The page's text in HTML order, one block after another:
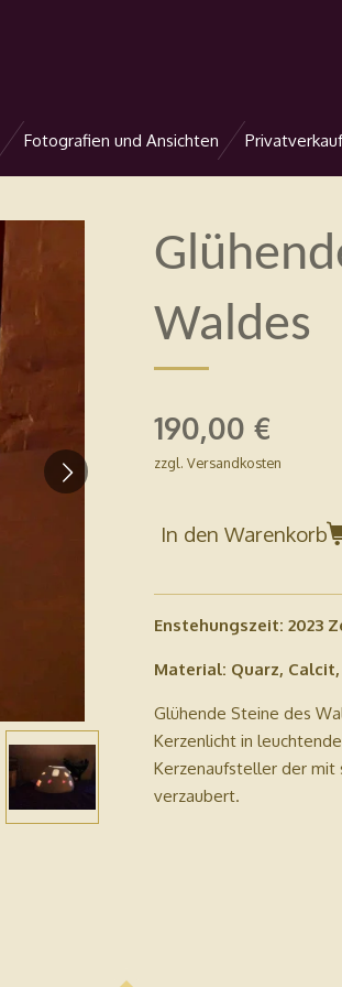
Fotografien und Ansichten Privatverkauf
Waldes
190,00 €
zzgl. Versandkosten
In den Warenkorb
Enstehungszeit: 2023
Material: Quarz,
Glühende Steine des
Kerzenlicht in
Kerzenaufsteller der mit
verzaubert.